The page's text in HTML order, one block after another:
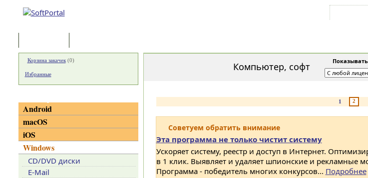
Компьютер, софт
1 2
Советуем обратить внимание
Эта программа не только чистит систему
Ускоряет систему, реестр и доступ в Интернет.
в 1 клик. Выявляет и удаляет шпионские и рекламные
Программа - победитель многих конкурсов... Подробнее
Корзина закачек(0)
Избранные
Android
macOS
iOS
Windows
CD/DVD диски
E-Mail